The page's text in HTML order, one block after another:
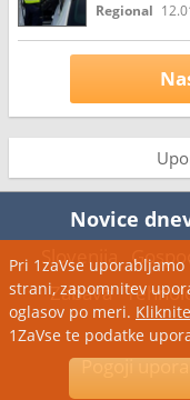
Regional
Novice
Slovenija
Zabava
Pogoji
Pri 1zaVse
strani, zapomnitev
oglasov po meri.
1ZaVse te podatke